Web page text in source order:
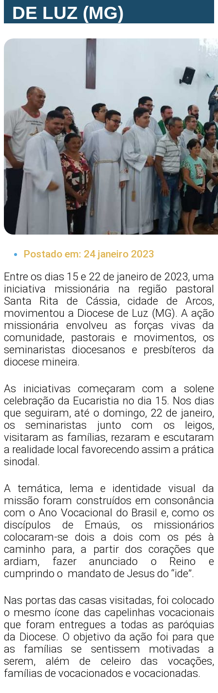
DE LUZ (MG)
Postado em: 24 janeiro 2023
Entre os dias 15 e 22 de janeiro de 2023, uma
iniciativa missionária na região pastoral
Santa Rita de Cássia, cidade de Arcos,
movimentou a Diocese de Luz (MG). A ação
missionária envolveu as forças vivas da
comunidade, pastorais e movimentos, os
seminaristas diocesanos e presbíteros da
diocese mineira.
As iniciativas começaram com a solene
celebração da Eucaristia no dia 15. Nos dias
que seguiram, até o domingo, 22 de janeiro,
os seminaristas junto com os leigos,
visitaram as famílias, rezaram e escutaram
a realidade local favorecendo assim a prática
sinodal.
A temática, lema e identidade visual da
missão foram construídos em consonância
com o Ano Vocacional do Brasil e, como os
discípulos de Emaús, os missionários
colocaram-se dois a dois com os pés à
caminho para, a partir dos corações que
ardiam, fazer anunciado o Reino e
cumprindo o mandato de Jesus do “ide”.
Nas portas das casas visitadas, foi colocado
o mesmo ícone das capelinhas vocacionais
que foram entregues a todas as paróquias
da Diocese. O objetivo da ação foi para que
as famílias se sentissem motivadas a
serem, além de celeiro das vocações,
famílias de vocacionados e vocacionadas.